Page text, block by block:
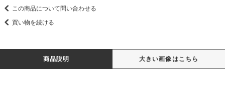
この商品について問い合わせる
買い物を続ける
商品説明 大きい画像はこちら